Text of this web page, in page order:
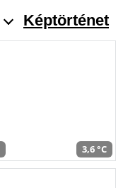
Képtörténet
3,6 °C